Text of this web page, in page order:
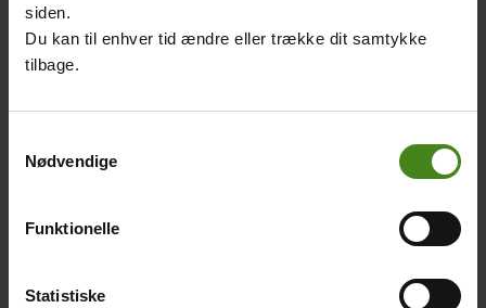
siden.
Du kan til enhver tid ændre eller trække dit samtykke
tilbage.
Nødvendige
Funktionelle
Statistiske
Hun vil bare gerne starte igen hurtigst muligt, så hun kan